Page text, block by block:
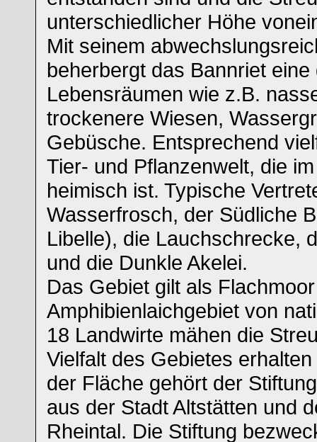
unterschiedlicher Höhe
Mit seinem
beherbergt das Bannriet
Lebensräumen wie z.B.
trockenere Wiesen,
Gebüsche. Entsprechend
Tier- und Pflanzenwelt, die
heimisch ist. Typische
Wasserfrosch, der Südliche
Libelle), die Lauchschrecke,
und die Dunkle Akelei.
Das Gebiet gilt als
Amphibienlaichgebiet von
18 Landwirte mähen die
Vielfalt des Gebietes
der Fläche gehört der
aus der Stadt Altstätten und
Rheintal. Die Stiftung